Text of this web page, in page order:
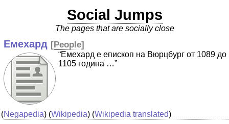
Social Jumps
The pages that are socially close
Емехард [People]
“Емехард е епископ на Вюрцбург от 1089 до
1105 година …”
(Negapedia) (Wikipedia) (Wikipedia translated)